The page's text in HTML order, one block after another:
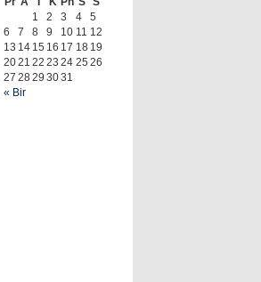
« Bir
1 2 3 4
5
6
7 8 9 10 11 12
13 14 15 16 17 18 19
2021 22 23 24 25 26
27 2829 3031